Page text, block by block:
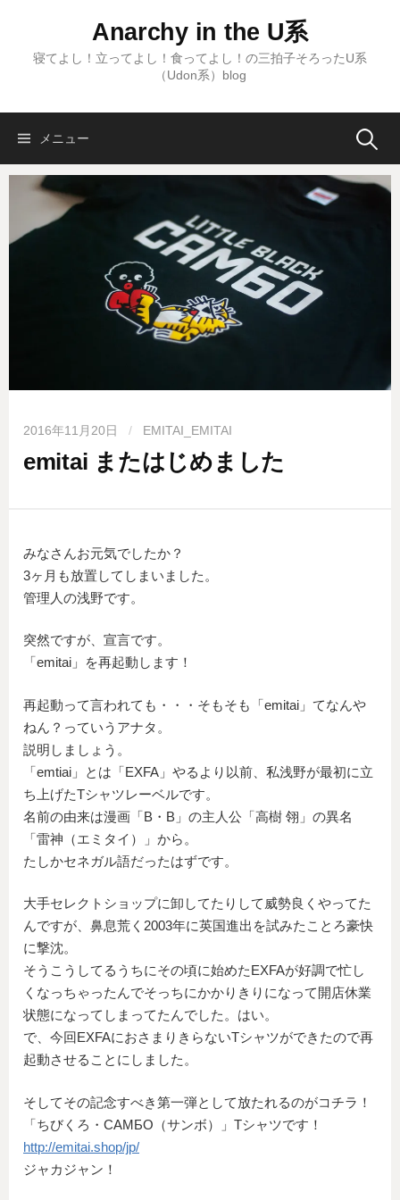
キ
Anarchy in the U系
寝てよし！立ってよし！食ってよし！の三拍子そろったU系
（Udon系）blog
メニュー 検
2016年11月20日 / EMITAI_EMITAI
emitai またはじめました
みなさんお元気でしたか？
3ヶ月も放置してしまいました。
管理人の浅野です。
突然ですが、宣言です。
「emitai」を再起動します！
再起動って言われても・・・そもそも「emitai」てなんや
ねん？っていうアナタ。
説明しましょう。
「emtiai」とは「EXFA」やるより以前、私浅野が最初に立
ち上げたTシャツレーベルです。
名前の由来は漫画「B・B」の主人公「高樹 翎」の異名
「雷神（エミタイ）」から。
たしかセネガル語だったはずです。
大手セレクトショップに卸してたりして威勢良くやってた
んですが、鼻息荒く2003年に英国進出を試みたことろ豪快
に撃沈。
そうこうしてるうちにその頃に始めたEXFAが好調で忙し
くなっちゃったんでそっちにかかりきりになって開店休業
状態になってしまってたんでした。はい。
で、今回EXFAにおさまりきらないTシャツができたので再
起動させることにしました。
そしてその記念すべき第一弾として放たれるのがコチラ！
「ちびくろ・САМБО（サンボ）」Tシャツです！
http://emitai.shop/jp/
ジャカジャン！